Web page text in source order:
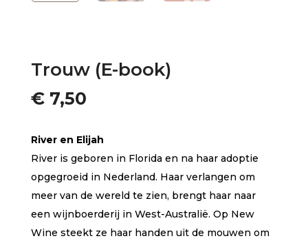
Trouw (E-book)
€7,50
River en Elijah
River is geboren in Florida en na haar adoptie
opgegroeid in Nederland. Haar verlangen om
meer van de wereld te zien, brengt haar naar
een wijnboerderij in West-Australië. Op New
Wine steekt ze haar handen uit de mouwen om